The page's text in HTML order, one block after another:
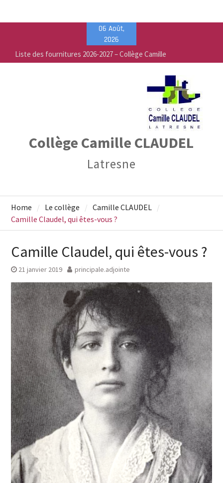
content
06 Août,
2026
Liste des fournitures 2026-2027 – Collège Camille
Claudel
Vente de fournitures scolaires – PEEP & Bureau
Vallée
Collège Camille CLAUDEL
Latresne
Home Le collège
Camille CLAUDEL
Camille Claudel, qui êtes-vous ?
Camille Claudel, qui êtes-vous ?
21 janvier 2019 principale.adjointe